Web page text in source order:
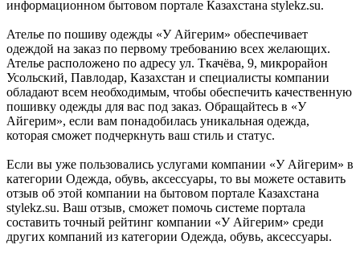
информационном бытовом портале Казахстана stylekz.su.
Ателье по пошиву одежды «У Айгерим» обеспечивает
одеждой на заказ по первому требованию всех желающих.
Ателье расположено по адресу ул. Ткачёва, 9, микрорайон
Усольский, Павлодар, Казахстан и специалисты компании
обладают всем необходимым, чтобы обеспечить качественную
пошивку одежды для вас под заказ. Обращайтесь в «У
Айгерим», если вам понадобилась уникальная одежда,
которая сможет подчеркнуть ваш стиль и статус.
Если вы уже пользовались услугами компании «У Айгерим» в
категории Одежда, обувь, аксессуары, то вы можете оставить
отзыв об этой компании на бытовом портале Казахстана
stylekz.su. Ваш отзыв, сможет помочь системе портала
составить точный рейтинг компании «У Айгерим» среди
других компаний из категории Одежда, обувь, аксессуары.